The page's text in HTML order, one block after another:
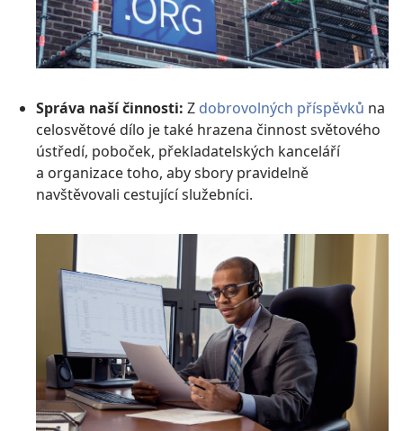
Správa naší činnosti: Z dobrovolných příspěvků na
celosvětové dílo je také hrazena činnost světového
ústředí, poboček, překladatelských kanceláří
a organizace toho, aby sbory pravidelně
navštěvovali cestující služebníci.